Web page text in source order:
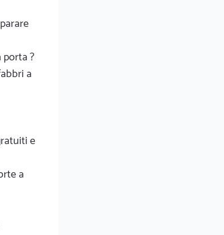
?
a
e
a